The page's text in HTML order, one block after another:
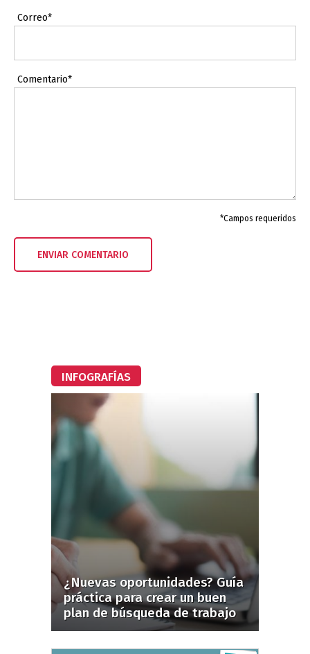
Correo*
Comentario*
*Campos requeridos
INFOGRAFÍAS
¿Nuevas oportunidades? Guía
práctica para crear un buen
plan de búsqueda de trabajo